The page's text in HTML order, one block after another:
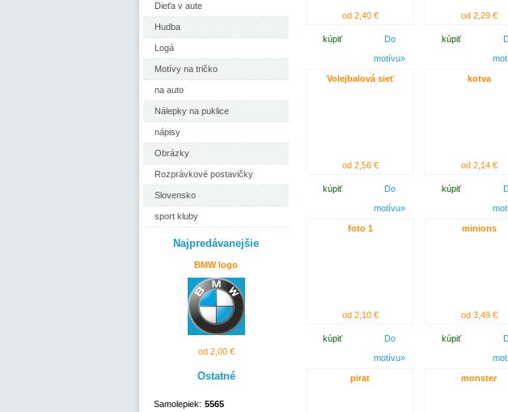
Dieťa v aute
Hudba
Logá
Motívy na tričko
na auto
Nálepky na puklice
nápisy
Obrázky
Rozprávkové postavičky
Slovensko
sport kluby
Najpredávanejšie
BMW logo
od 2,00 €
Ostatné
Samolepiek: 5565
od 2,40 €
kúpiť
Do
motívu»
od 2,29 €
kúpiť
Volejbalová sieť
od 2,56 €
kúpiť
Do
motívu»
kotva
od 2,14 €
kúpiť
foto 1
od 2,10 €
kúpiť
Do
motívu»
minions
od 3,49 €
kúpiť
pirat monster